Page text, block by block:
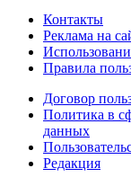
Контакты
Реклама на
Правила
Договор
Политика в
данных
Редакция